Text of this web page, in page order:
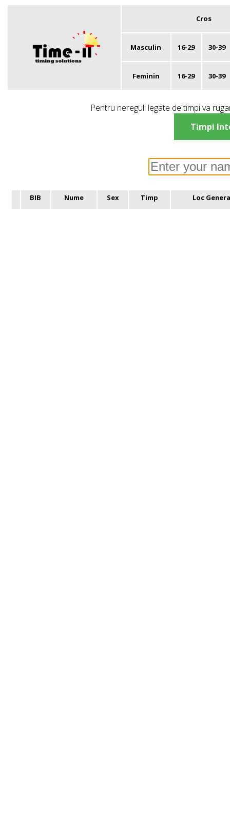
Cros
Masculin 16-29 30-39
Feminin 16-29 30-39
Pentru nereguli legate de timpi va
Timpi